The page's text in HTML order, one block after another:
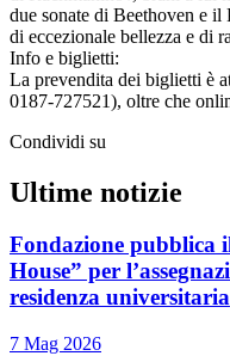
due sonate di Beethoven e
di eccezionale bellezza e di
Info e biglietti:
La prevendita dei biglietti è
0187-727521), oltre che
Condividi su
Ultime notizie
Fondazione pubblica
House” per
residenza universitaria
7 Mag 2026